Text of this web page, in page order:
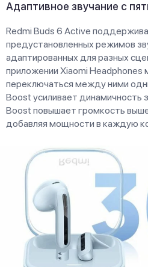
Адаптивное звучание с
Redmi Buds 6 Active
предустановленных режимов
адаптированных для разных
приложении Xiaomi Headphones
переключаться между ними
Boost усиливает динамичность
Boost повышает громкость
добавляя мощности в каждую